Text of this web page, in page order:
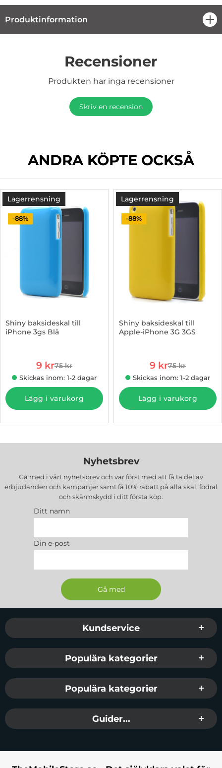
Produktinformation
Recensioner
Produkten har inga recensioner
Skriv en recension
ANDRA KÖPTE OCKSÅ
Lagerrensning
-88%
Shiny baksideskal till
iPhone 3gs Blå
rea pris
9 krtidigare pris
75 kr
Skickas inom: 1-2 dagar
Lägg i varukorg
Lagerrensning
-88%
Shiny baksideskal till
Apple-iPhone 3G 3GS
rea pris
9 krtidigare pris
75 kr
Skickas inom: 1-2 dagar
Lägg i varukorg
Nyhetsbrev
Gå med i vårt nyhetsbrev och var först med att få ta del av
erbjudanden och kampanjer samt få 10% rabatt på alla skal, fodral
och skärmskydd i ditt första köp.
Ditt namn
Din e-post
Sidfot Blandad info och länkar
Kundservice
Populära kategorier
Populära kategorier
Guider...